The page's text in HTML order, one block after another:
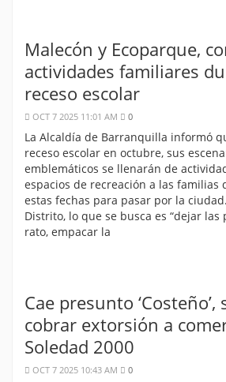
Malecón y Ecoparque,
actividades familiares
receso escolar
OCT 7 2025 11:01 AM 0
La Alcaldía de Barranquilla informó
receso escolar en octubre, sus
emblemáticos se llenarán de
espacios de recreación a las familias
estas fechas para pasar por la
Distrito, lo que se busca es “dejar
rato, empacar la
Cae presunto
cobrar extorsión a
Soledad 2000
OCT 7 2025 10:43 AM 0